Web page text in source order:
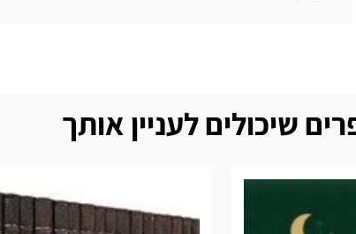
שיכולים לעניין אותך